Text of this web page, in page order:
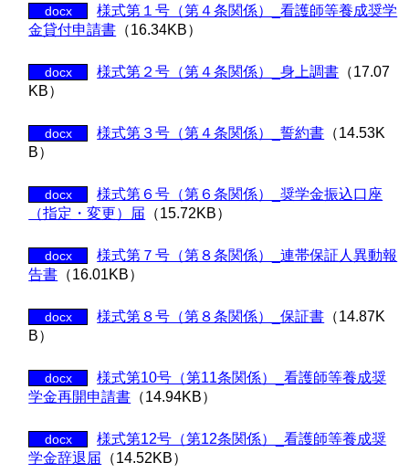
docx
様式第１号（第４条関係）_看護師等養成奨学
金貸付申請書 （16.34KB）
docx 様式第２号（第４条関係）_身上調書 （17.07
KB）
docx 様式第３号（第４条関係）_誓約書 （14.53K
B）
docx
様式第６号（第６条関係）_奨学金振込口座
（指定・変更）届 （15.72KB）
docx
様式第７号（第８条関係）_連帯保証人異動報
告書 （16.01KB）
docx 様式第８号（第８条関係）_保証書 （14.87K
B）
docx
様式第10号（第11条関係）_看護師等養成奨
学金再開申請書 （14.94KB）
docx
様式第12号（第12条関係）_看護師等養成奨
学金辞退届 （14.52KB）